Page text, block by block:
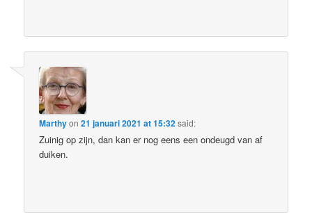
Marthyon21 januari 2021 at 15:32said:
Zuinig op zijn, dan kan er nog eens een ondeugd van af
duiken.